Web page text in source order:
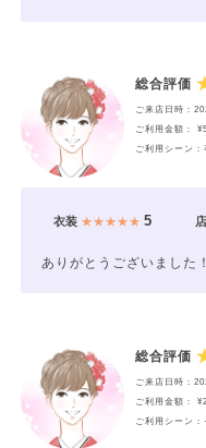
総合評価
ご来店日時：
ご利用金額：
ご利用シーン
衣装★★★★★ 5
ありがとうございました！
総合評価
ご来店日時：
ご利用金額：
ご利用シーン